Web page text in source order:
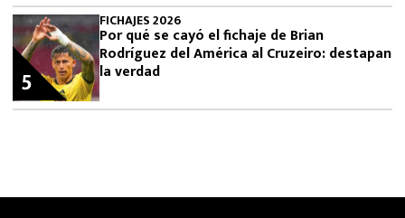
FICHAJES 2026
Por qué se cayó el fichaje de Brian
Rodríguez del América al Cruzeiro: destapan
la verdad
5